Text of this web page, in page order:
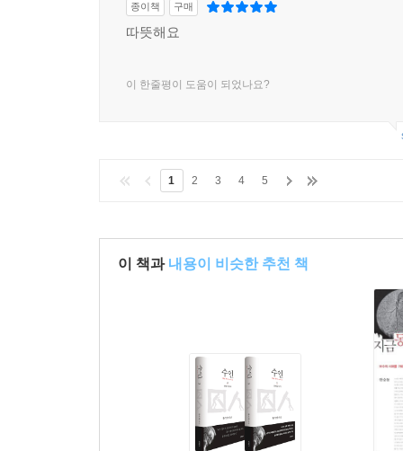
종이책 구매
따뜻해요
이 한줄평이 도움이 되었나요?
1 2 3 4 5
이 책과 내용이 비슷한 추천 책